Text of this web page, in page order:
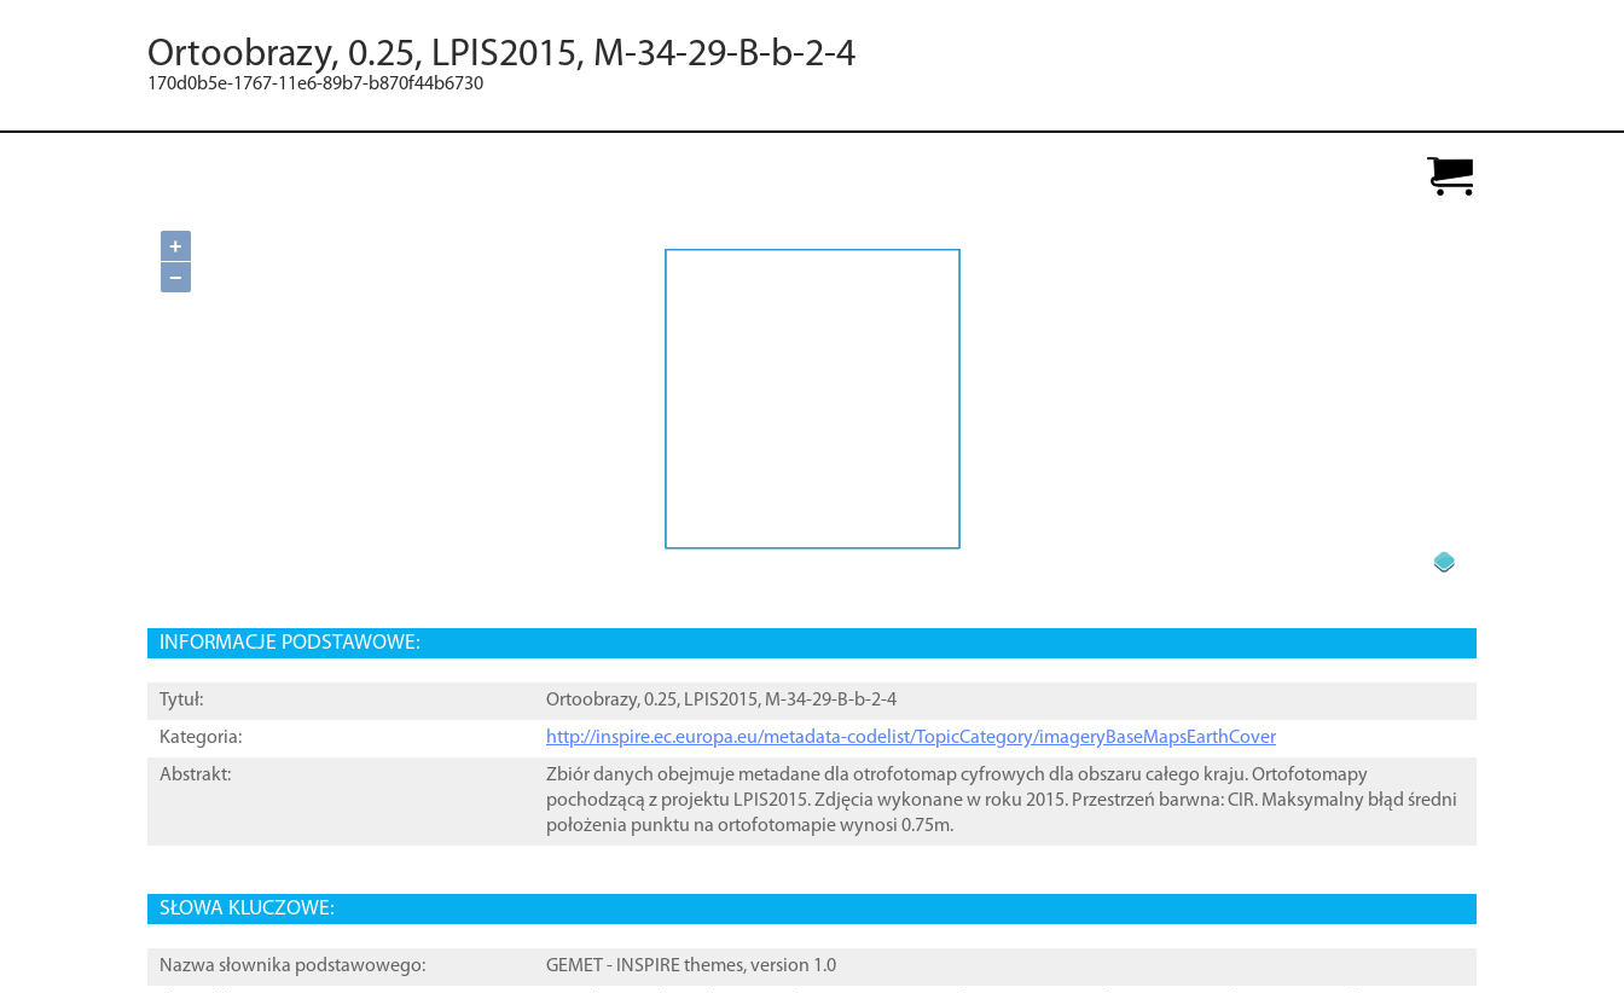
Ortoobrazy, 0.25, LPIS2015, M-34-29-B-b-2-4
170d0b5e-1767-11e6-89b7-b870f44b6730
+
−
INFORMACJE PODSTAWOWE:
Tytuł:
Ortoobrazy, 0.25, LPIS2015, M-34-29-B-b-2-4
Kategoria:
http://inspire.ec.europa.eu/metadata-codelist/TopicCategory/imageryBaseMapsEarthCover
Abstrakt:
Zbiór danych obejmuje metadane dla otrofotomap cyfrowych dla obszaru całego kraju. Ortofotomapy
pochodzącą z projektu LPIS2015. Zdjęcia wykonane w roku 2015. Przestrzeń barwna: CIR. Maksymalny błąd średni
położenia punktu na ortofotomapie wynosi 0.75m.
SŁOWA KLUCZOWE:
Nazwa słownika podstawowego:
GEMET - INSPIRE themes, version 1.0